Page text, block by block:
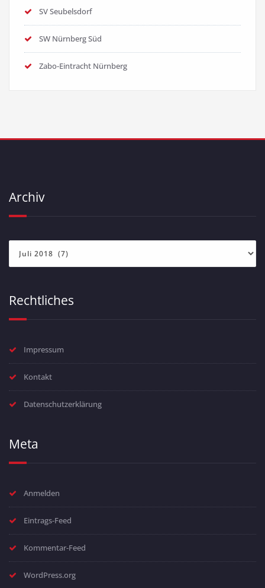
SV Seubelsdorf
SW Nürnberg Süd
Zabo-Eintracht Nürnberg
Archiv
Rechtliches
Impressum
Kontakt
Datenschutzerklärung
Meta
Anmelden
Eintrags-Feed
Kommentar-Feed
WordPress.org